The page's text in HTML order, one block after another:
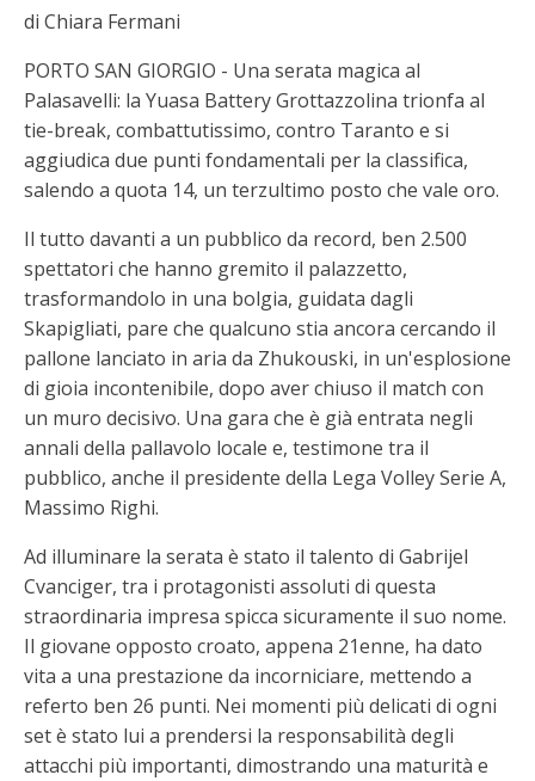
di Chiara Fermani
PORTO SAN GIORGIO - Una serata magica al
Palasavelli: la Yuasa Battery Grottazzolina trionfa al
tie-break, combattutissimo, contro Taranto e si
aggiudica due punti fondamentali per la classifica,
salendo a quota 14, un terzultimo posto che vale oro.
Il tutto davanti a un pubblico da record, ben 2.500
spettatori che hanno gremito il palazzetto,
trasformandolo in una bolgia, guidata dagli
Skapigliati, pare che qualcuno stia ancora cercando il
pallone lanciato in aria da Zhukouski, in un'esplosione
di gioia incontenibile, dopo aver chiuso il match con
un muro decisivo. Una gara che è già entrata negli
annali della pallavolo locale e, testimone tra il
pubblico, anche il presidente della Lega Volley Serie A,
Massimo Righi.
Ad illuminare la serata è stato il talento di Gabrijel
Cvanciger, tra i protagonisti assoluti di questa
straordinaria impresa spicca sicuramente il suo nome.
Il giovane opposto croato, appena 21enne, ha dato
vita a una prestazione da incorniciare, mettendo a
referto ben 26 punti. Nei momenti più delicati di ogni
set è stato lui a prendersi la responsabilità degli
attacchi più importanti, dimostrando una maturità e